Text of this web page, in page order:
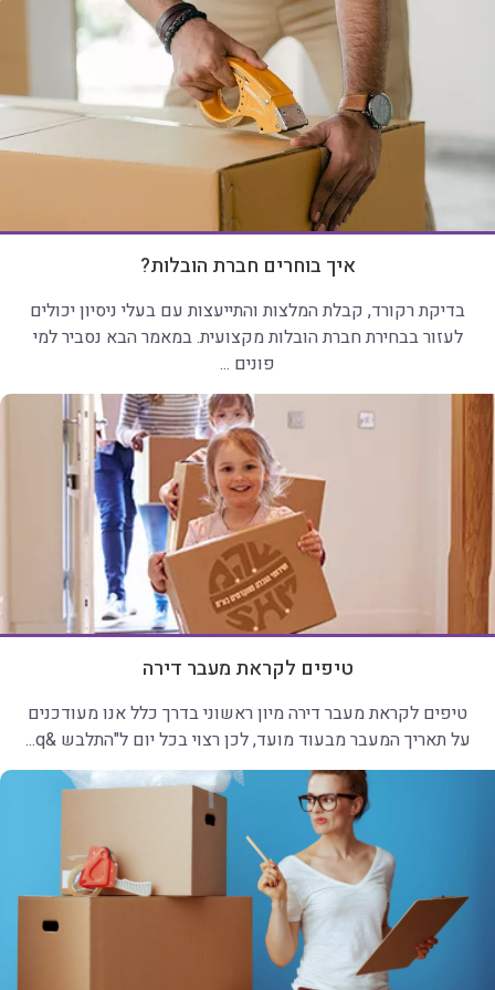
איך בוחרים חברת הובלות?
בדיקת רקורד, קבלת המלצות והתייעצות עם בעלי ניסיון יכולים
לעזור בבחירת חברת הובלות מקצועית. במאמר הבא נסביר למי
פונים ...
טיפים לקראת מעבר דירה
טיפים לקראת מעבר דירה מיון ראשוני בדרך כלל אנו מעודכנים
על תאריך המעבר מבעוד מועד, לכן רצוי בכל יום ל"התלבש &q...